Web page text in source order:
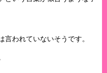
われていないそうです。